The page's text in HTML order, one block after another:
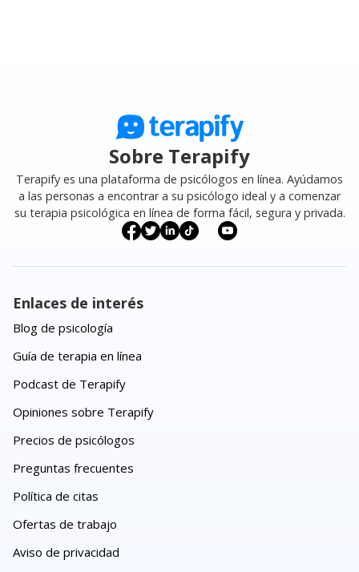
Sobre Terapify
Terapify es una plataforma de psicólogos en línea. Ayúdamos
a las personas a encontrar a su psicólogo ideal y a comenzar
su terapia psicológica en línea de forma fácil, segura y privada.
Enlaces de interés
Blog de psicología
Guía de terapia en línea
Podcast de Terapify
Opiniones sobre Terapify
Precios de psicólogos
Preguntas frecuentes
Política de citas
Ofertas de trabajo
Aviso de privacidad